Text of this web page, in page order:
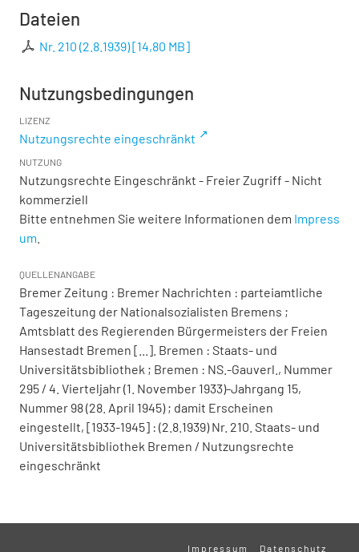
Dateien
Nr. 210 (2.8.1939)[14,80 MB]
Nutzungsbedingungen
LIZENZ
Nutzungsrechte eingeschränkt
NUTZUNG
Nutzungsrechte Eingeschränkt - Freier Zugriff - Nicht
kommerziell
Bitte entnehmen Sie weitere Informationen dem Impress
um
QUELLENANGABE
Bremer Zeitung : Bremer Nachrichten : parteiamtliche
Tageszeitung der Nationalsozialisten Bremens ;
Amtsblatt des Regierenden Bürgermeisters der Freien
Hansestadt Bremen [...]. Bremen : Staats- und
Universitätsbibliothek ; Bremen : NS.-Gauverl., Nummer
295 / 4. Vierteljahr (1. November 1933)-Jahrgang 15,
Nummer 98 (28. April 1945) ; damit Erscheinen
eingestellt, [1933-1945] : (2.8.1939) Nr. 210. Staats- und
Universitätsbibliothek Bremen / Nutzungsrechte
eingeschränkt
Impressum Datenschutz